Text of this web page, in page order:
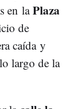
en laPlaza
de
caída y
largo de la